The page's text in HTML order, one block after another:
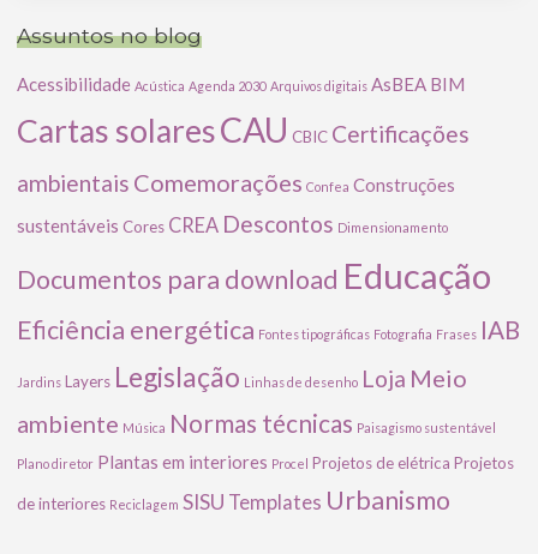
Assuntos no blog
Acessibilidade Acústica Agenda 2030 Arquivos digitais AsBEA BIM
Cartas solaresCAU CBIC Certificações
ambientais Comemorações Confea Construções
sustentáveis Cores CREA Descontos Dimensionamento
Documentos para download Educação
Eficiência energética Fontes tipográficas Fotografia Frases IAB
Jardins Layers Legislação Linhas de desenho Loja Meio
ambiente Música Normas técnicas Paisagismo sustentável
Plano diretor Plantas em interiores Procel Projetos de elétrica Projetos
de interiores Reciclagem SISU Templates Urbanismo